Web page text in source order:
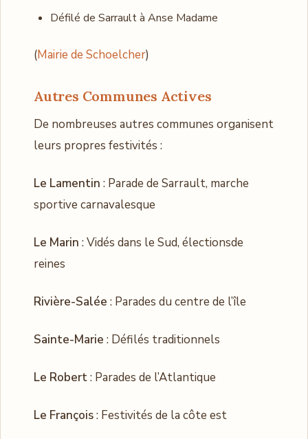
Défilé de Sarrault à Anse Madame
(Mairie de Schoelcher)
Autres Communes Actives
De nombreuses autres communes organisent
leurs propres festivités :
Le Lamentin : Parade de Sarrault, marche
sportive carnavalesque
Le Marin : Vidés dans le Sud, électionsde
reines
Rivière-Salée : Parades du centre de l’île
Sainte-Marie : Défilés traditionnels
Le Robert: Parades de l’Atlantique
Le François: Festivités de la côte est